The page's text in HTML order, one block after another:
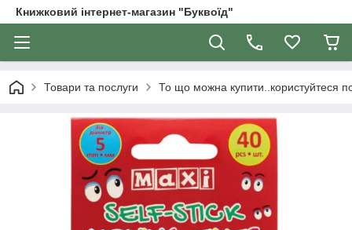
Книжковий інтернет-магазин "Буквоїд"
Товари та послуги То що можна купити..користуйтеся